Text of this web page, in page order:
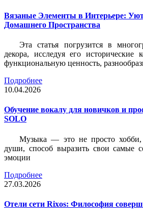
Вязаные Элементы в Интерьере:
Домашнего Пространства
Эта статья погрузится в
декора, исследуя его исторические
функциональную ценность,
Подробнее
10.04.2026
Обучение вокалу для новичков и
SOLO
Музыка — это не просто хобби,
души, способ выразить свои самые
эмоции
Подробнее
27.03.2026
Отели сети Rixos: Философия